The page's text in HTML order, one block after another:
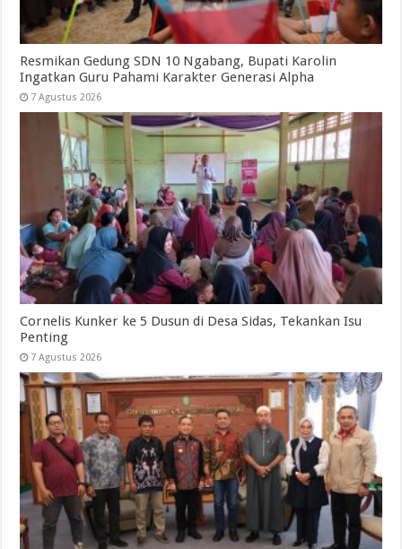
Resmikan Gedung SDN 10 Ngabang, Bupati Karolin
Ingatkan Guru Pahami Karakter Generasi Alpha
7 Agustus 2026
Cornelis Kunker ke 5 Dusun di Desa Sidas, Tekankan Isu
Penting
7 Agustus 2026